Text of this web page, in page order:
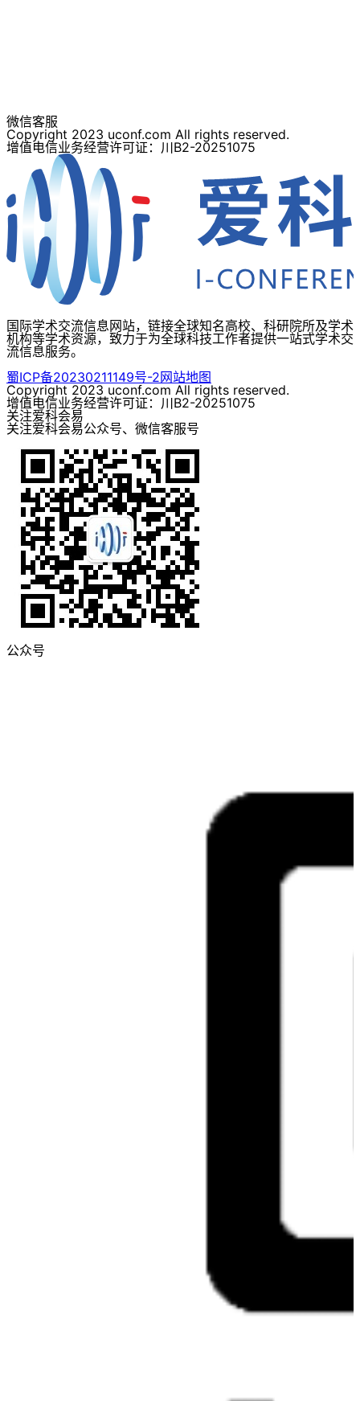
微信客服
Copyright 2023 uconf.com All rights reserved.
增值电信业务经营许可证：川B2-20251075
国际学术交流信息网站，链接全球知名高校、科研院所及学术
机构等学术资源，致力于为全球科技工作者提供一站式学术交
流信息服务。
蜀ICP备20230211149号-2网站地图
Copyright 2023 uconf.com All rights reserved.
增值电信业务经营许可证：川B2-20251075
关注爱科会易
关注爱科会易公众号、微信客服号
公众号